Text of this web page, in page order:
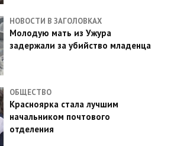
НОВОСТИ В ЗАГОЛОВКАХ
Молодую мать из Ужура
задержали за убийство младенца
ОБЩЕСТВО
Красноярка стала лучшим
начальником почтового
отделения